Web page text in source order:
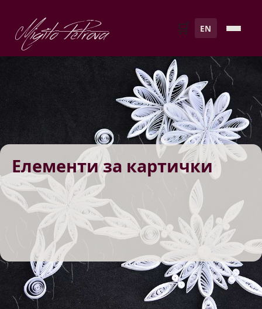
Migito Petrova 🛒 EN
Елементи за картички